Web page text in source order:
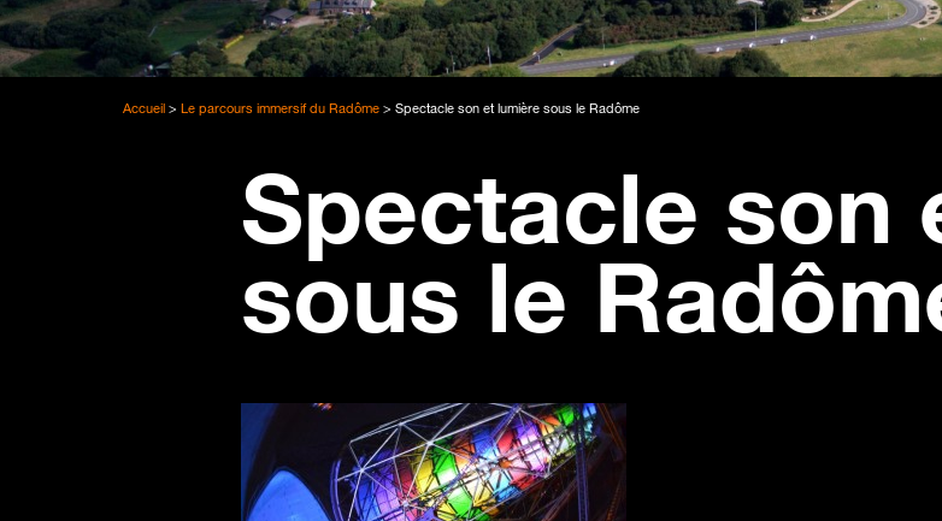
Accueil > Le parcours immersif du Radôme > Spectacle son et lumière sous le Radôme
Spectacle son
sous le